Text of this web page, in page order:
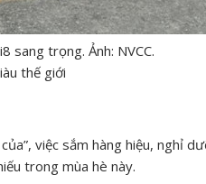
sang trọng. Ảnh: NVCC.
thế giới
việc sắm hàng hiệu, nghỉ
trong mùa hè này.